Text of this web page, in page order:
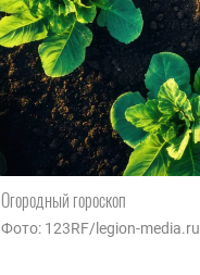
Огородный гороскоп
Фото: 123RF/legion-media.ru